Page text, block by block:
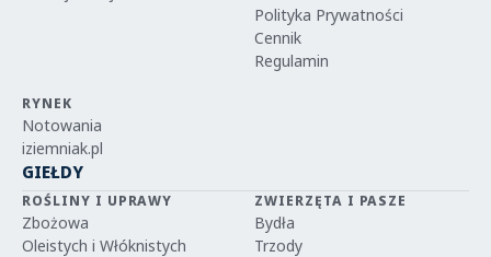
Polityka Prywatności
Cennik
Regulamin
RYNEK
Notowania
iziemniak.pl
GIEŁDY
ROŚLINY I UPRAWY
Zbożowa
Oleistych i Włóknistych
ZWIERZĘTA I PASZE
Bydła
Trzody